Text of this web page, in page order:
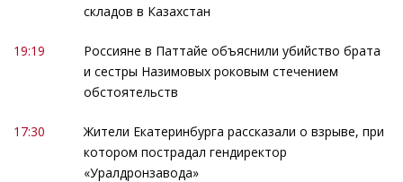
складов в Казахстан
19:19
Россияне в Паттайе объяснили убийство брата
и сестры Назимовых роковым стечением
обстоятельств
17:30
Жители Екатеринбурга рассказали о взрыве, при
котором пострадал гендиректор
«Уралдронзавода»